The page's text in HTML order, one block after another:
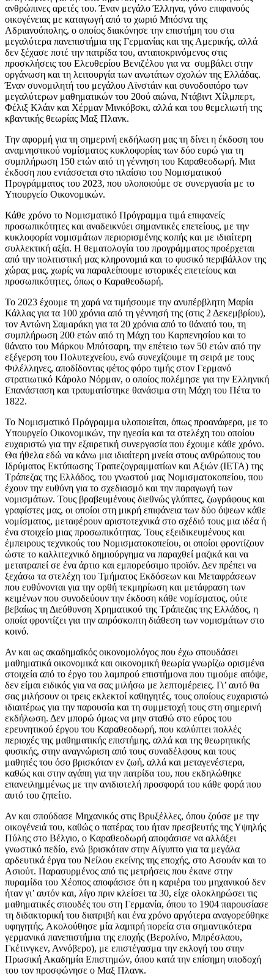
ανθρώπινες αρετές του. Έναν μεγάλο Έλληνα, γόνο επιφανούς
οικογένειας με καταγωγή από το χωριό Μπόσνα της
Αδριανούπολης, ο οποίος διακόνησε την επιστήμη του στα
μεγαλύτερα πανεπιστήμια της Γερμανίας και της Αμερικής, αλλά
δεν ξέχασε ποτέ την πατρίδα του, ανταποκρινόμενος στις
προσκλήσεις του Ελευθερίου Βενιζέλου για να συμβάλει στην
οργάνωση και τη λειτουργία των ανωτάτων σχολών της Ελλάδας.
Έναν συνομιλητή του μεγάλου Αϊνστάιν και συνοδοιπόρο των
μεγαλύτερων μαθηματικών του 20ού αιώνα, Ντάβιντ Χίλμπερτ,
Φέλιξ Κλάιν και Χέρμαν Μινκόβσκι, αλλά και του θεμελιωτή της
κβαντικής θεωρίας Μαξ Πλανκ.
Την αφορμή για τη σημερινή εκδήλωση μας τη δίνει η έκδοση του
αναμνηστικού νομίσματος κυκλοφορίας των δύο ευρώ για τη
συμπλήρωση 150 ετών από τη γέννηση του Καραθεοδωρή. Μια
έκδοση που εντάσσεται στο πλαίσιο του Νομισματικού
Προγράμματος του 2023, που υλοποιούμε σε συνεργασία με το
Υπουργείο Οικονομικών.
Κάθε χρόνο το Νομισματικό Πρόγραμμα τιμά επιφανείς
προσωπικότητες και αναδεικνύει σημαντικές επετείους, με την
κυκλοφορία νομισμάτων περιορισμένης κοπής και με ιδιαίτερη
συλλεκτική αξία. Η θεματολογία του προγράμματος προέρχεται
από την πολιτιστική μας κληρονομιά και το φυσικό περιβάλλον της
χώρας μας, χωρίς να παραλείπουμε ιστορικές επετείους και
προσωπικότητες, όπως ο Καραθεοδωρή.
Το 2023 έχουμε τη χαρά να τιμήσουμε την ανυπέρβλητη Μαρία
Κάλλας για τα 100 χρόνια από τη γέννησή της (στις 2 Δεκεμβρίου),
τον Αντώνη Σαμαράκη για τα 20 χρόνια από το θάνατό του, τη
συμπλήρωση 200 ετών από τη Μάχη του Καρπενησίου και το
θάνατο του Μάρκου Μπότσαρη, την επέτειο των 50 ετών από την
εξέγερση του Πολυτεχνείου, ενώ συνεχίζουμε τη σειρά με τους
Φιλέλληνες, αποδίδοντας φέτος φόρο τιμής στον Γερμανό
στρατιωτικό Κάρολο Νόρμαν, ο οποίος πολέμησε για την Ελληνική
Επανάσταση και τραυματίστηκε θανάσιμα στη Μάχη του Πέτα το
1822.
Το Νομισματικό Πρόγραμμα υλοποιείται, όπως προανάφερα, με το
Υπουργείο Οικονομικών, την ηγεσία και τα στελέχη του οποίου
ευχαριστώ για την εξαιρετική συνεργασία που έχουμε κάθε χρόνο.
Θα ήθελα εδώ να κάνω μια ιδιαίτερη μνεία στους ανθρώπους του
Ιδρύματος Εκτύπωσης Τραπεζογραμματίων και Αξιών (ΙΕΤΑ) της
Τράπεζας της Ελλάδος, του γνωστού μας Νομισματοκοπείου, που
έχουν την ευθύνη για το σχεδιασμό και την παραγωγή των
νομισμάτων. Τους βραβευμένους διεθνώς γλύπτες, ζωγράφους και
γραφίστες μας, οι οποίοι στη μικρή επιφάνεια των δύο όψεων κάθε
νομίσματος, μεταφέρουν αριστοτεχνικά στο σχέδιό τους μια ιδέα ή
ένα στοιχείο μιας προσωπικότητας. Τους εξειδικευμένους και
έμπειρους τεχνικούς του Νομισματοκοπείου, οι οποίοι φροντίζουν
ώστε το καλλιτεχνικό δημιούργημα να παραχθεί μαζικά και να
μετατραπεί σε ένα άρτιο και εμπορεύσιμο προϊόν. Δεν πρέπει να
ξεχάσω τα στελέχη του Τμήματος Εκδόσεων και Μεταφράσεων
που ευθύνονται για την ορθή τεκμηρίωση και μετάφραση των
κειμένων που συνοδεύουν την έκδοση κάθε νομίσματος, ούτε
βεβαίως τη Διεύθυνση Χρηματικού της Τράπεζας της Ελλάδος, η
οποία φροντίζει για την απρόσκοπτη διάθεση των νομισμάτων στο
κοινό.
Αν και ως ακαδημαϊκός οικονομολόγος που έχω σπουδάσει
μαθηματικά οικονομικά και οικονομική θεωρία γνωρίζω ορισμένα
στοιχεία από το έργο του λαμπρού επιστήμονα που τιμούμε απόψε,
δεν είμαι ειδικός για να σας μιλήσω με λεπτομέρειες. Γι’ αυτό θα
σας μιλήσουν οι τρεις εκλεκτοί καθηγητές, τους οποίους ευχαριστώ
ιδιαιτέρως για την παρουσία και τη συμμετοχή τους στη σημερινή
εκδήλωση. Δεν μπορώ όμως να μην σταθώ στο εύρος του
ερευνητικού έργου του Καραθεοδωρή, που καλύπτει πολλές
περιοχές της μαθηματικής επιστήμης, αλλά και της θεωρητικής
φυσικής, στην αναγνώριση από τους συναδέλφους και τους
μαθητές του όσο βρισκόταν εν ζωή, αλλά και μεταγενέστερα,
καθώς και στην αγάπη για την πατρίδα του, που εκδηλώθηκε
επανειλημμένως με την ανιδιοτελή προσφορά του κάθε φορά που
αυτό του ζητείτο.
Αν και σπούδασε Μηχανικός στις Βρυξέλλες, όπου ζούσε με την
οικογένειά του, καθώς ο πατέρας του ήταν πρεσβευτής της Υψηλής
Πύλης στο Βέλγιο, ο Καραθεοδωρή αποφάσισε να αλλάξει
γνωστικό πεδίο, ενώ βρισκόταν στην Αίγυπτο για τα μεγάλα
αρδευτικά έργα του Νείλου εκείνης της εποχής, στο Ασουάν και το
Ασιούτ. Παρασυρμένος από τις μετρήσεις που έκανε στην
πυραμίδα του Χέοπος αποφάσισε ότι η καριέρα του μηχανικού δεν
ήταν γι’ αυτόν και, λίγο πριν κλείσει τα 30, είχε ολοκληρώσει τις
μαθηματικές σπουδές του στη Γερμανία, όπου το 1904 παρουσίασε
τη διδακτορική του διατριβή και ένα χρόνο αργότερα αναγορεύθηκε
υφηγητής. Ακολούθησε μία λαμπρή πορεία στα σημαντικότερα
γερμανικά πανεπιστήμια της εποχής (Βερολίνο, Μπρέσλαου,
Γκέτινγκεν, Αννόβερο), με επιστέγασμα την εκλογή του στην
Πρωσική Ακαδημία Επιστημών, όπου κατά την επίσημη υποδοχή
του τον προσφώνησε ο Μαξ Πλανκ.